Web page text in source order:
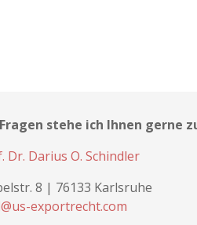
stehe ich Ihnen gerne
Dr. Darius O. Schindler
8 | 76133 Karlsruhe
exportrecht.com